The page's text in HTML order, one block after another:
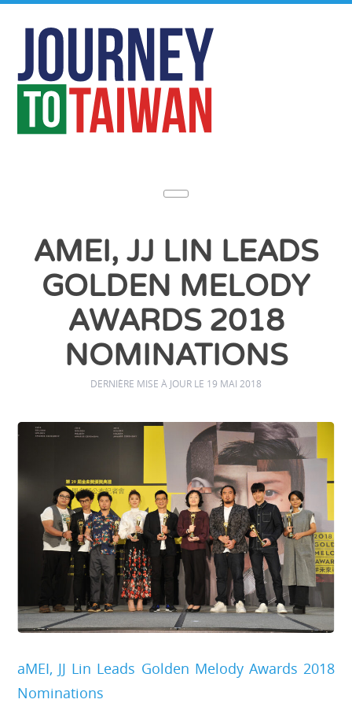
AMEI, JJ LIN LEADS
GOLDEN MELODY
AWARDS 2018
NOMINATIONS
DERNIÈRE MISE À JOUR LE 19 MAI 2018
aMEI, JJ Lin Leads Golden Melody Awards 2018
Nominations